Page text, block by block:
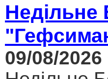
Недільне
09/08/2026